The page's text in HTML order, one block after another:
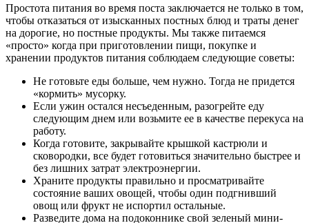
Простота питания во время поста заключается не только в том,
чтобы отказаться от изысканных постных блюд и траты денег
на дорогие, но постные продукты. Мы также питаемся
«просто» когда при приготовлении пищи, покупке и
хранении продуктов питания соблюдаем следующие советы:
Не готовьте еды больше, чем нужно. Тогда не придется
«кормить» мусорку.
Если ужин остался несъеденным, разогрейте еду
следующим днем или возьмите ее в качестве перекуса на
работу.
Когда готовите, закрывайте крышкой кастрюли и
сковородки, все будет готовиться значительно быстрее и
без лишних затрат электроэнергии.
Храните продукты правильно и просматривайте
состояние ваших овощей, чтобы один подгнивший
овощ или фрукт не испортил остальные.
Разведите дома на подоконнике свой зеленый мини-